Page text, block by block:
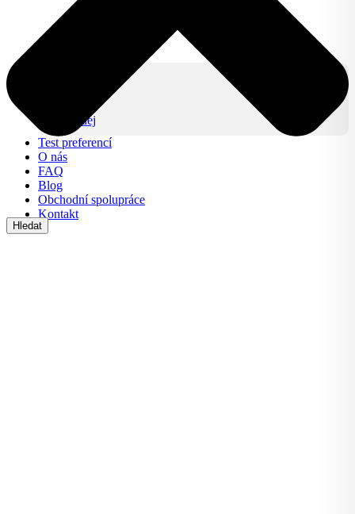
Výprodej
Test preferencí
O nás
FAQ
Blog
Obchodní spolupráce
Kontakt
Hledat